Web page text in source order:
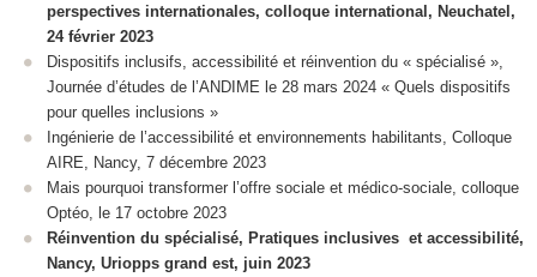
perspectives internationales, colloque international, Neuchatel,
24 février 2023
Dispositifs inclusifs, accessibilité et réinvention du « spécialisé »,
Journée d’études de l’ANDIME le 28 mars 2024 « Quels dispositifs
pour quelles inclusions »
Ingénierie de l’accessibilité et environnements habilitants, Colloque
AIRE, Nancy, 7 décembre 2023
Mais pourquoi transformer l’offre sociale et médico-sociale, colloque
Optéo, le 17 octobre 2023
Réinvention du spécialisé, Pratiques inclusives et accessibilité,
Nancy, Uriopps grand est, juin 2023